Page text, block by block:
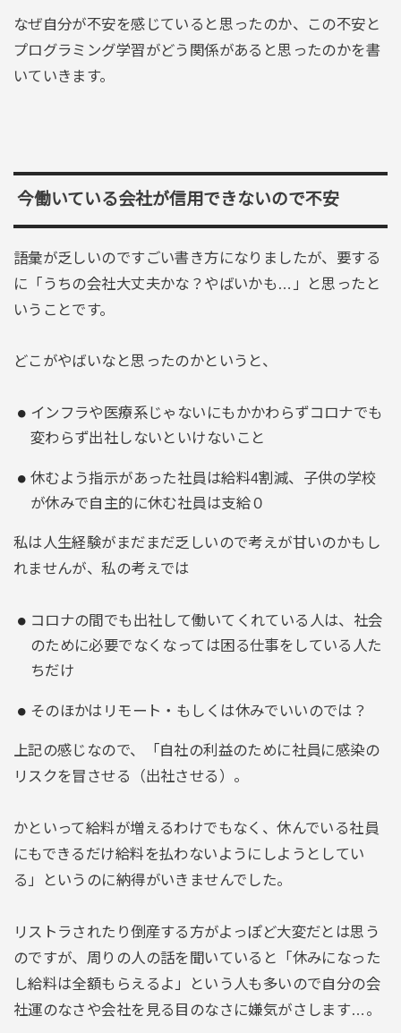
なぜ自分が不安を感じていると思ったのか、この不安と
プログラミング学習がどう関係があると思ったのかを書
いていきます。
今働いている会社が信用できないので不安
語彙が乏しいのですごい書き方になりましたが、要する
に「うちの会社大丈夫かな？やばいかも…」と思ったと
いうことです。
どこがやばいなと思ったのかというと、
インフラや医療系じゃないにもかかわらずコロナでも
変わらず出社しないといけないこと
休むよう指示があった社員は給料4割減、子供の学校
が休みで自主的に休む社員は支給０
私は人生経験がまだまだ乏しいので考えが甘いのかもし
れませんが、私の考えでは
コロナの間でも出社して働いてくれている人は、社会
のために必要でなくなっては困る仕事をしている人た
ちだけ
そのほかはリモート・もしくは休みでいいのでは？
上記の感じなので、「自社の利益のために社員に感染の
リスクを冒させる（出社させる）。
かといって給料が増えるわけでもなく、休んでいる社員
にもできるだけ給料を払わないようにしようとしてい
る」というのに納得がいきませんでした。
リストラされたり倒産する方がよっぽど大変だとは思う
のですが、周りの人の話を聞いていると「休みになった
し給料は全額もらえるよ」という人も多いので自分の会
社運のなさや会社を見る目のなさに嫌気がさします…。